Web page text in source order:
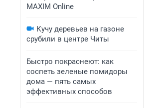
MAXIM Online
Кучу деревьев на газоне
срубили в центре Читы
Быстро покраснеют: как
соспеть зеленые помидоры
дома — пять самых
эффективных способов